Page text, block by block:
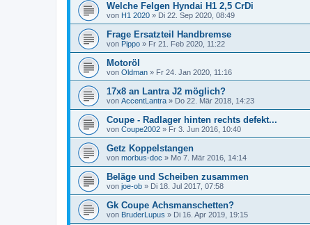
Welche Felgen Hyndai H1 2,5 CrDi
von H1 2020 » Di 22. Sep 2020, 08:49
Frage Ersatzteil Handbremse
von Pippo » Fr 21. Feb 2020, 11:22
Motoröl
von Oldman » Fr 24. Jan 2020, 11:16
17x8 an Lantra J2 möglich?
von AccentLantra » Do 22. Mär 2018, 14:23
Coupe - Radlager hinten rechts defekt...
von Coupe2002 » Fr 3. Jun 2016, 10:40
Getz Koppelstangen
von morbus-doc » Mo 7. Mär 2016, 14:14
Beläge und Scheiben zusammen
von joe-ob » Di 18. Jul 2017, 07:58
Gk Coupe Achsmanschetten?
von BruderLupus » Di 16. Apr 2019, 19:15